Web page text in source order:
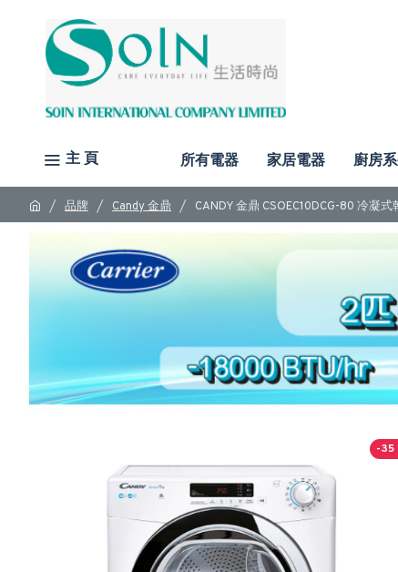
主 頁 所有電器 家居電器 廚房
品牌 Candy 金鼎 CANDY 金鼎 CSOEC10DCG-80 冷凝式
-35